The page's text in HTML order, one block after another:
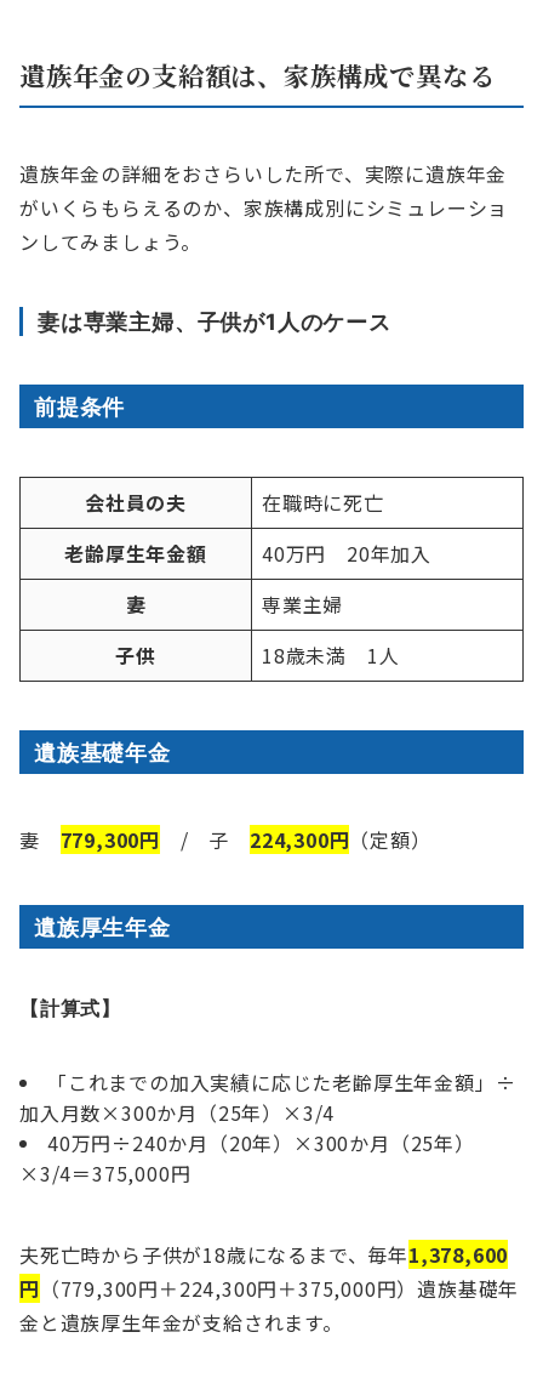
遺族年金の支給額は、家族構成で異なる
遺族年金の詳細をおさらいした所で、実際に遺族年金
がいくらもらえるのか、家族構成別にシミュレーショ
ンしてみましょう。
妻は専業主婦、子供が1人のケース
前提条件
会社員の夫
在職時に死亡
老齢厚生年金額
40万円 20年加入
妻
専業主婦
子供
18歳未満 1人
遺族基礎年金
妻 779,300円 / 子 224,300円 （定額）
遺族厚生年金
【計算式】
「これまでの加入実績に応じた老齢厚生年金額」÷
加入月数×300か月（25年）×3/4
40万円÷240か月（20年）×300か月（25年）
×3/4＝375,000円
夫死亡時から子供が18歳になるまで、毎年1,378,600
円 （779,300円＋224,300円＋375,000円）遺族基礎年
金と遺族厚生年金が支給されます。